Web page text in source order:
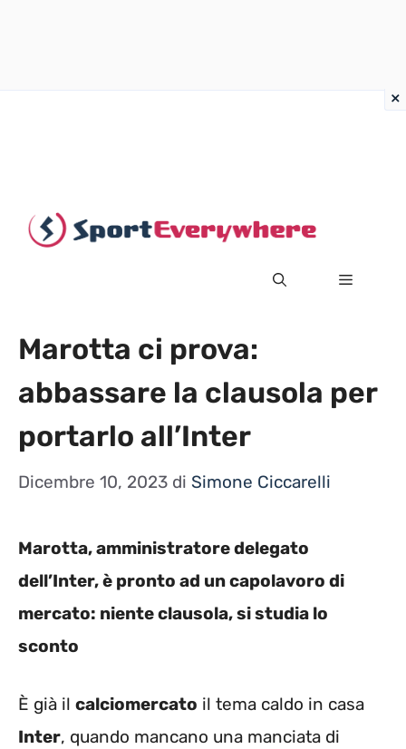
MENU
Marotta ci prova:
abbassare la clausola per
portarlo all’Inter
Dicembre 10, 2023 di Simone Ciccarelli
Marotta, amministratore delegato
dell’Inter, è pronto ad un capolavoro di
mercato: niente clausola, si studia lo
sconto
È già il calciomercato il tema caldo in casa
Inter, quando mancano una manciata di